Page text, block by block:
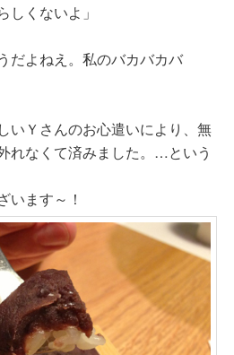
しくないよ」
だよねえ。私のバカバカバ
いＹさんのお心遣いにより、無
れなくて済みました。…という
います～！